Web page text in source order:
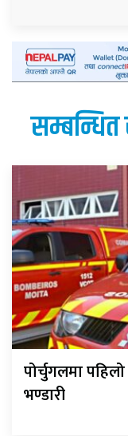
पोर्चुगलमा
भण्डारी